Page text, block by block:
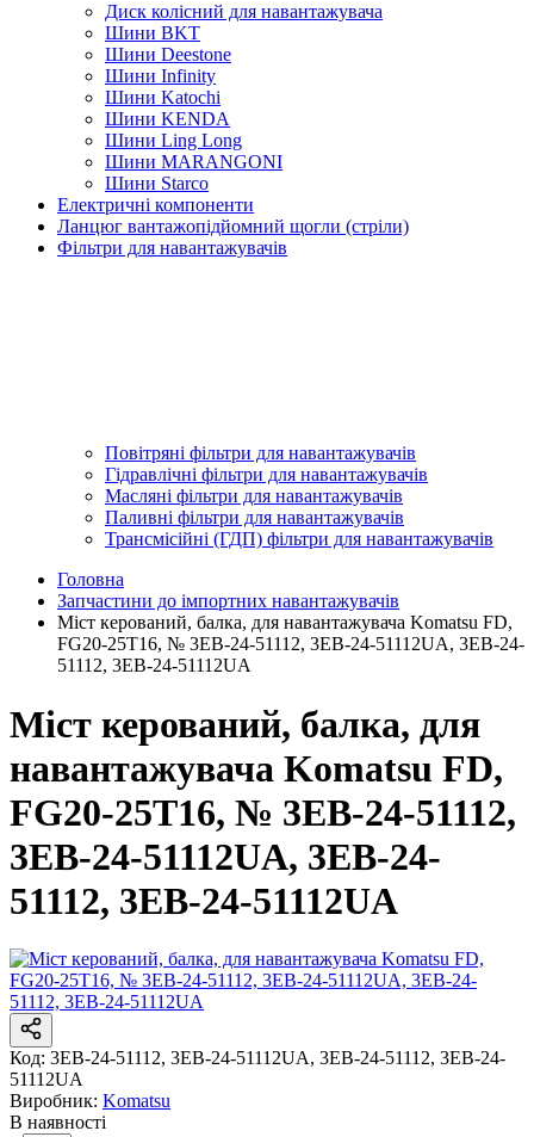
Диск колісний для навантажувача
Шини BKT
Шини Deestone
Шини Infinity
Шини Katochi
Шини KENDA
Шини Ling Long
Шини MARANGONI
Шини Starco
Електричні компоненти
Ланцюг вантажопідйомний щогли (стріли)
Фільтри для навантажувачів
Повітряні фільтри для навантажувачів
Гідравлічні фільтри для навантажувачів
Масляні фільтри для навантажувачів
Паливні фільтри для навантажувачів
Трансмісійні (ГДП) фільтри для навантажувачів
Головна
Запчастини до імпортних навантажувачів
Міст керований, балка, для навантажувача Komatsu FD,
FG20-25T16, № 3EB-24-51112, 3EB-24-51112UA, 3EB-24-
51112, 3EB-24-51112UA
Міст керований, балка, для
навантажувача Komatsu FD,
FG20-25T16, № 3EB-24-51112,
3EB-24-51112UA, 3EB-24-
51112, 3EB-24-51112UA
Код: 3EB-24-51112, 3EB-24-51112UA, 3EB-24-51112, 3EB-24-
51112UA
Виробник: Komatsu
В наявності